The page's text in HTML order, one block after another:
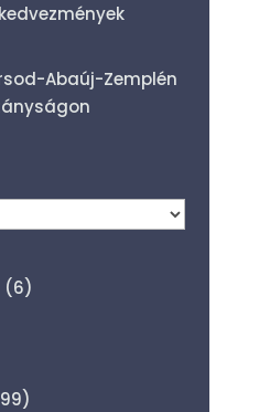
Abaúj-Zemplén
(6)